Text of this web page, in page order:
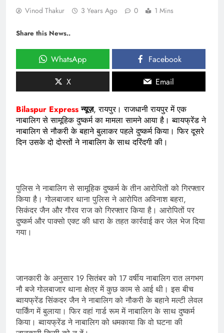
Vinod Thakur 3 Years Ago 0 1 Mins
Share this News..
WhatsApp
Facebook
X
Email
Bilaspur Expressन्यूज़, रायपुर। राजधानी रायपुर में एक
नाबालिग से सामूहिक दुष्कर्म का मामला सामने आया है। ब्वायफ्रेंड ने
नाबालिग से नौकरी के बहाने बुलाकर पहले दुष्कर्म किया। फिर दूसरे
दिन उसके दो दोस्तों ने नाबालिग के साथ दरिंदगी की।
पुलिस ने नाबालिग से सामूहिक दुष्कर्म के तीन आरोपितों को गिरफ्तार
किया है। गोलबाजार थाना पुलिस ने आरोपित अविनाश बहरा,
सिकंदर जैन और गौरव राज को गिरफ्तार किया है। आरोपितों पर
दुष्कर्म और पाक्सो एक्ट की धारा के तहत कार्रवाई कर जेल भेज दिया
गया।
जानकारी के अनुसार 19 सितंबर को 17 वर्षीय नाबालिग रात लगभग
नौ बजे गोलबाजार थाना क्षेत्र में कुछ काम से आई थी। इस बीच
ब्वायफ्रेंड सिंकदर जैन ने नाबालिग को नौकरी के बहाने मल्टी लेवल
पार्किंग में बुलाया। फिर वहां गार्ड रूम में नाबालिग के साथ दुष्कर्म
किया। ब्वायफ्रेंड ने नाबालिग को धमकाया कि वो घटना की